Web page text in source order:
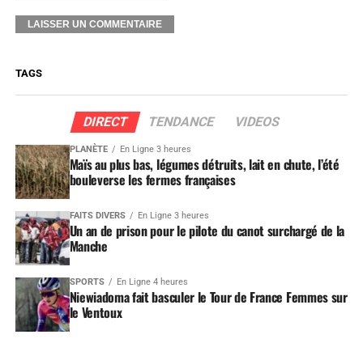
TAGS
DIRECT TENDANCE VIDEOS
PLANÈTE En Ligne 3 heures
Maïs au plus bas, légumes détruits, lait en chute, l’été
bouleverse les fermes françaises
FAITS DIVERS En Ligne 3 heures
Un an de prison pour le pilote du canot surchargé de la
Manche
SPORTS En Ligne 4 heures
Niewiadoma fait basculer le Tour de France Femmes sur
le Ventoux